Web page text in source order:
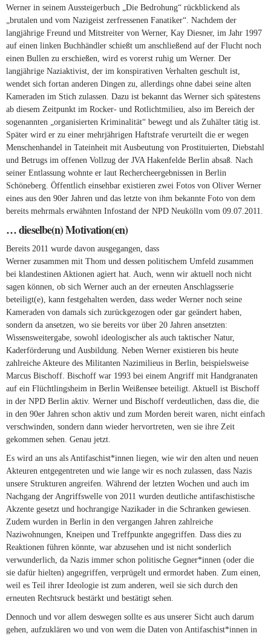
Werner in seinem Aussteigerbuch „Die Bedrohung“ rückblickend als
„brutalen und vom Nazigeist zerfressenen Fanatiker“. Nachdem der
langjährige Freund und Mitstreiter von Werner, Kay Diesner, im Jahr 1997
auf einen linken Buchhändler schießt um anschließend auf der Flucht noch
einen Bullen zu erschießen, wird es vorerst ruhig um Werner. Der
langjährige Naziaktivist, der im konspirativen Verhalten geschult ist,
wendet sich fortan anderen Dingen zu, allerdings ohne dabei seine alten
Kameraden im Stich zulassen. Dazu ist bekannt das Werner sich spätestens
ab diesem Zeitpunkt im Rocker- und Rotlichtmilieu, also im Bereich der
sogenannten „organisierten Kriminalität“ bewegt und als Zuhälter tätig ist.
Später wird er zu einer mehrjährigen Haftstrafe verurteilt die er wegen
Menschenhandel in Tateinheit mit Ausbeutung von Prostituierten, Diebstahl
und Betrugs im offenen Vollzug der JVA Hakenfelde Berlin absaß. Nach
seiner Entlassung wohnte er laut Rechercheergebnissen in Berlin
Schöneberg. Öffentlich einsehbar existieren zwei Fotos von Oliver Werner
eines aus den 90er Jahren und das letzte von ihm bekannte Foto von dem
bereits mehrmals erwähnten Infostand der NPD Neukölln vom 09.07.2011.
… dieselbe(n) Motivation(en)
Bereits 2011 wurde davon ausgegangen, dass
Werner zusammen mit Thom und dessen politischem Umfeld zusammen
bei klandestinen Aktionen agiert hat. Auch, wenn wir aktuell noch nicht
sagen können, ob sich Werner auch an der erneuten Anschlagsserie
beteiligt(e), kann festgehalten werden, dass weder Werner noch seine
Kameraden von damals sich zurückgezogen oder gar geändert haben,
sondern da ansetzen, wo sie bereits vor über 20 Jahren ansetzten:
Wissensweitergabe, sowohl ideologischer als auch taktischer Natur,
Kaderförderung und Ausbildung. Neben Werner existieren bis heute
zahlreiche Akteure des Militanten Nazimilieus in Berlin, beispielsweise
Marcus Bischoff. Bischoff war 1993 bei einem Angriff mit Handgranaten
auf ein Flüchtlingsheim in Berlin Weißensee beteiligt. Aktuell ist Bischoff
in der NPD Berlin aktiv. Werner und Bischoff verdeutlichen, dass die, die
in den 90er Jahren schon aktiv und zum Morden bereit waren, nicht einfach
verschwinden, sondern dann wieder hervortreten, wen sie ihre Zeit
gekommen sehen. Genau jetzt.
Es wird an uns als Antifaschist*innen liegen, wie wir den alten und neuen
Akteuren entgegentreten und wie lange wir es noch zulassen, dass Nazis
unsere Strukturen angreifen. Während der letzten Wochen und auch im
Nachgang der Angriffswelle von 2011 wurden deutliche antifaschistische
Akzente gesetzt und hochrangige Nazikader in die Schranken gewiesen.
Zudem wurden in Berlin in den vergangen Jahren zahlreiche
Naziwohnungen, Kneipen und Treffpunkte angegriffen. Dass dies zu
Reaktionen führen könnte, war abzusehen und ist nicht sonderlich
verwunderlich, da Nazis immer schon politische Gegner*innen (oder die
sie dafür hielten) angegriffen, verprügelt und ermordet haben. Zum einen,
weil es Teil ihrer Ideologie ist zum anderen, weil sie sich durch den
erneuten Rechtsruck bestärkt und bestätigt sehen.
Dennoch und vor allem deswegen sollte es aus unserer Sicht auch darum
gehen, aufzuklären wo und von wem die Daten von Antifaschist*innen in